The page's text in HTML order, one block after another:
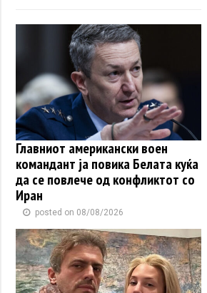
Главниот американски воен
командант ја повика Белата куќа
да се повлече од конфликтот со
Иран
posted on 08/08/2026